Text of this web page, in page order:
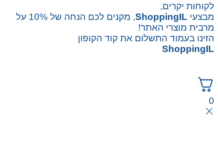
לקוחות יקרים,
מבצעי ShoppingIL
, מקנים לכם הנחה של 10% על
מרבית מוצרי האתר!
הזינו בעמוד התשלום את קוד הקופון
ShoppingIL
0